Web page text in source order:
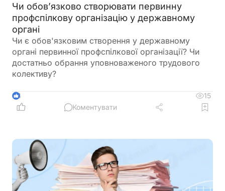
Чи обов’язково створювати первинну
профспілкову організацію у державному
органі
Чи є обов'язковим створення у державному
органі первинної профспілкової організації? Чи
достатньо обрання уповноваженого трудового
колективу?
4
15
Коментувати